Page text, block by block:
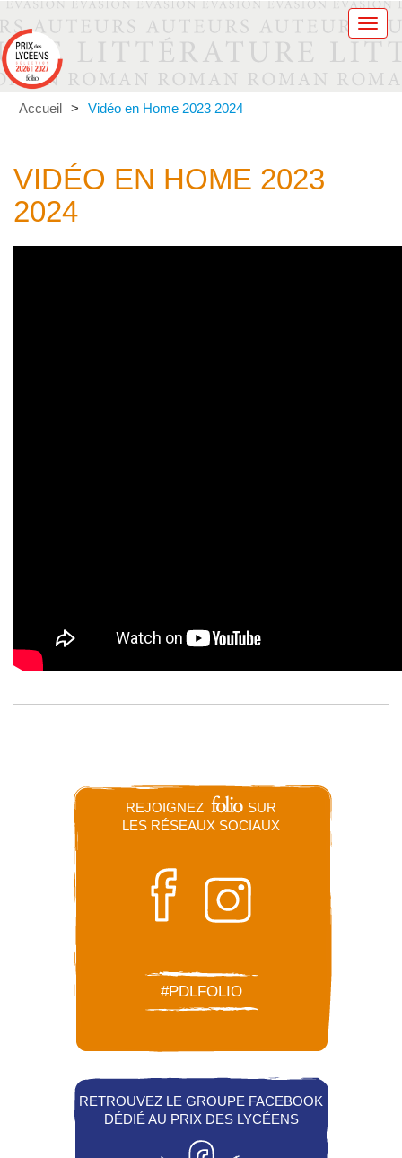
Accueil > Vidéo en Home 2023 2024
VIDÉO EN HOME 2023
2024
REJOIGNEZ
SUR
LES RÉSEAUX SOCIAUX
#PDLFOLIO
RETROUVEZ LE GROUPE FACEBOOK
DÉDIÉ AU PRIX DES LYCÉENS